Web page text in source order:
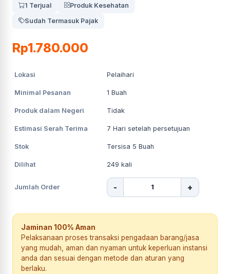
1 Terjual
Produk Kesehatan
Sudah Termasuk Pajak
Rp1.780.000
Lokasi Pelaihari
Minimal Pesanan 1 Buah
Produk dalam Negeri Tidak
Estimasi Serah Terima 7 Hari setelah persetujuan
Stok Tersisa 5 Buah
Dilihat 249 kali
Jumlah Order - +
Jaminan 100% Aman
Pelaksanaan proses transaksi pengadaan barang/jasa
yang mudah, aman dan nyaman untuk keperluan instansi
anda dan sesuai dengan metode dan aturan yang
berlaku.